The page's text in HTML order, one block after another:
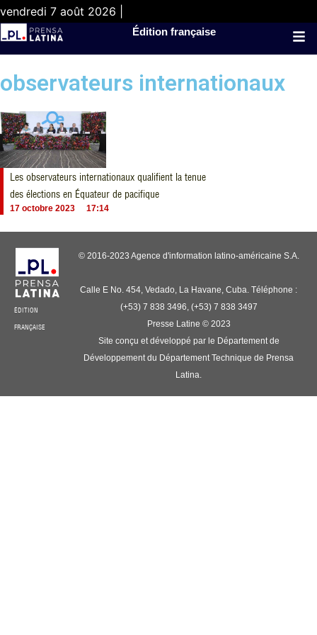
vendredi 7 août 2026 |
Édition française
observateurs internationaux
Les observateurs internationaux qualifient la tenue
des élections en Équateur de pacifique
17 octobre 2023 17:14
ÉDITION
FRANÇAISE
© 2016-2023 Agence d'information latino-américaine S.A.
Calle E No. 454, Vedado, La Havane, Cuba. Téléphone :
(+53) 7 838 3496, (+53) 7 838 3497
Presse Latine © 2023
Site conçu et développé par le Département de
Développement du Département Technique de Prensa
Latina.